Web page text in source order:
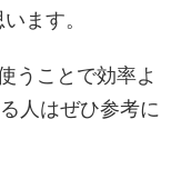
ます。
うことで効率よ
人はぜひ参考に